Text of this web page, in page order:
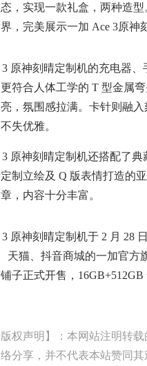
态，实现一款礼盒，两种造
，完美展示一加 Ace 3原神
神刻晴定制机的充电器、
符合人体工学的 T 型金属
，氛围感拉满。卡针则融
失优雅。
神刻晴定制机还搭配了典
制立绘及 Q 版表情打造的
，内容十分丰富。
神刻晴定制机于 2 月 28 日
天猫、抖音商城的一加官
子正式开售，16GB+512GB
版权声明】：本网站注明转
分享，并不代表本站赞同